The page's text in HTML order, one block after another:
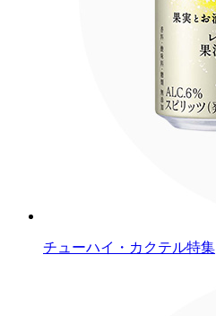
チューハイ・カクテル特集